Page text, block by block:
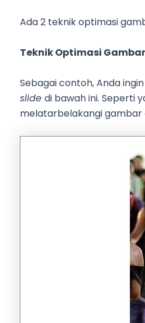
Ada 2 teknik optimasi
Teknik Optimasi Gambar
Sebagai contoh, Anda
slide di bawah ini. Seperti
melatarbelakangi